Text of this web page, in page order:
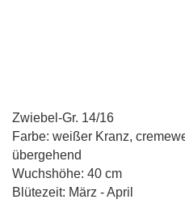
Zwiebel-Gr. 14/16
Farbe: weißer Kranz,
übergehend
Wuchshöhe: 40 cm
Blütezeit: März - April